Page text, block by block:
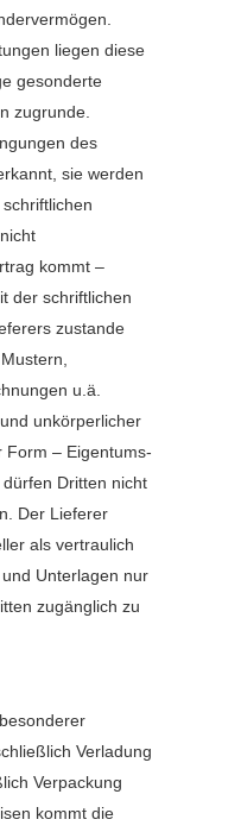
liegen diese
gesonderte
zugrunde.
des
sie werden
kommt –
der schriftlichen
zustande
u.ä.
unkörperlicher
Form – Eigentums-
Dritten nicht
Der Lieferer
als vertraulich
Unterlagen nur
zugänglich zu
Verladung
Verpackung
kommt die